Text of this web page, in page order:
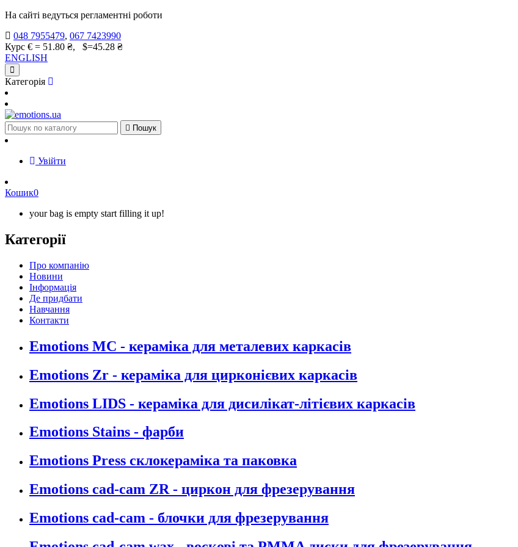
На сайті ведуться регламентні роботи
048 7955479, 067 7423990
Курс € = 51.80 ₴, $=45.28 ₴
ENGLISH
Категорія
 Пошук
Увійти
Кошик0
your bag is empty start filling it up!
Категорії
Про компанію
Новини
Інформація
Де придбати
Навчання
Контакти
Emotions MC - кераміка для металевих каркасів
Emotions Zr - кераміка для цирконієвих каркасів
Emotions LIDS - кераміка для дисилікат-літієвих каркасів
Emotions Stains - фарби
Emotions Press склокераміка та паковка
Emotions cad-cam ZR - циркон для фрезерування
Emotions cad-cam - блочки для фрезерування